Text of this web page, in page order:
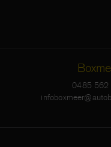
0485 562